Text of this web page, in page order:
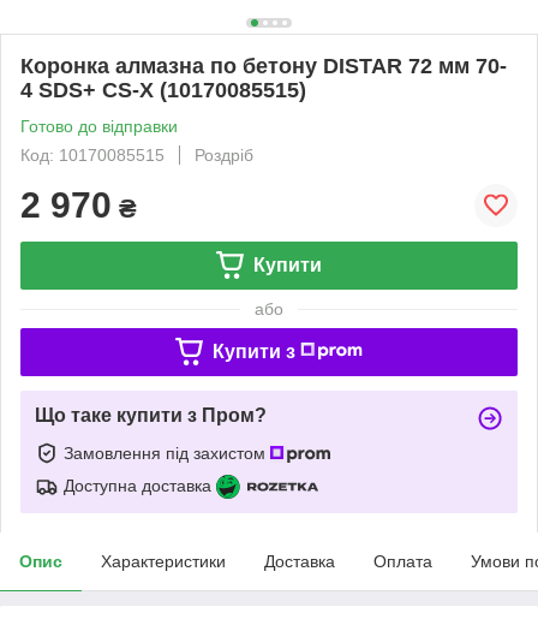
Коронка алмазна по бетону DISTAR 72 мм 70-
4 SDS+ CS-X (10170085515)
Готово до відправки
Код: 10170085515
Роздріб
2 970 ₴
Купити
або
Купити з
Що таке купити з Пром?
Замовлення під захистом
Доступна доставка
Опис Характеристики Доставка Оплата Умови